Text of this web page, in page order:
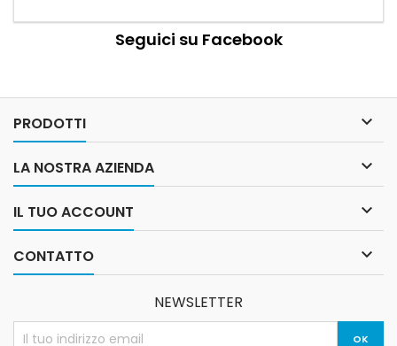
Seguici su Facebook
PRODOTTI 
LA NOSTRA AZIENDA 
IL TUO ACCOUNT 
CONTATTO 
NEWSLETTER